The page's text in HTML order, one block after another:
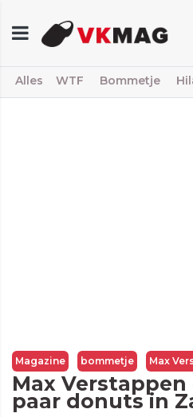
Alles WTF Bommetje
Magazine bommetje Max
Max
paar donuts in